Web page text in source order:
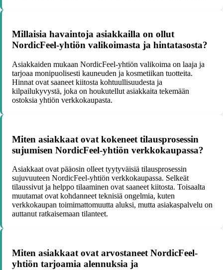
Millaisia havaintoja asiakkailla on ollut
NordicFeel-yhtiön valikoimasta ja hintatasosta?
Asiakkaiden mukaan NordicFeel-yhtiön valikoima on laaja ja
tarjoaa monipuolisesti kauneuden ja kosmetiikan tuotteita.
Hinnat ovat saaneet kiitosta kohtuullisuudesta ja
kilpailukyvystä, joka on houkutellut asiakkaita tekemään
ostoksia yhtiön verkkokaupasta.
Miten asiakkaat ovat kokeneet tilausprosessin
sujumisen NordicFeel-yhtiön verkkokaupassa?
Asiakkaat ovat pääosin olleet tyytyväisiä tilausprosessin
sujuvuuteen NordicFeel-yhtiön verkkokaupassa. Selkeät
tilaussivut ja helppo tilaaminen ovat saaneet kiitosta. Toisaalta
muutamat ovat kohdanneet teknisiä ongelmia, kuten
verkkokaupan toimimattomuutta aluksi, mutta asiakaspalvelu on
auttanut ratkaisemaan tilanteet.
Miten asiakkaat ovat arvostaneet NordicFeel-
yhtiön tarjoamia alennuksia ja